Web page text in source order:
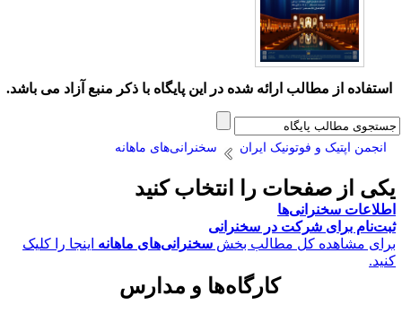
استفاده از مطالب ارائه شده در این پایگاه با ذکر منبع آزاد می باشد.
انجمن اپتیک و فوتونیک ایران سخنرانی‌های ماهانه
از صفحات را انتخاب کنید
سخنرانی‌‌ها
برای شرکت در سخنرانی
مشاهده کل مطالب بخش سخنرانی‌های ماهانهاینجا را کلیک
کارگاه‌ها و مدارس